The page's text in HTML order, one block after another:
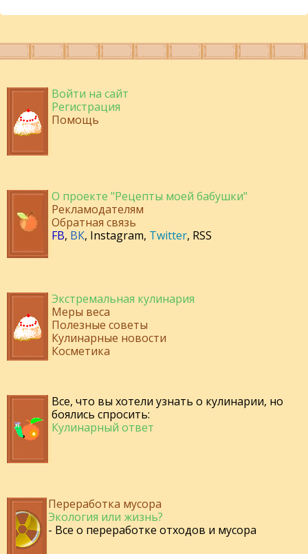
Войти на сайт
Регистрация
Помощь
О проекте "Рецепты моей бабушки"
Рекламодателям
Обратная связь
FB, ВК, Instagram, Twitter, RSS
Экстремальная кулинария
Меры веса
Полезные советы
Кулинарные новости
Косметика
Все, что вы хотели узнать о кулинарии, но
боялись спросить:
Кулинарный ответ
Переработка мусора
Экология или жизнь?
- Все о переработке отходов и мусора